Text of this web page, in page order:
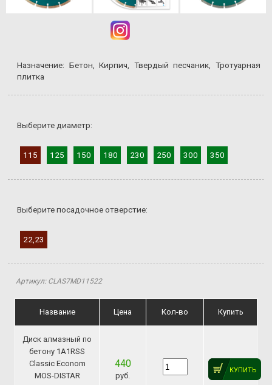
Назначение: Бетон, Кирпич, Твердый песчаник, Тротуарная
плитка
Выберите диаметр:
115 125 150 180 230 250 300 350
Выберите посадочное отверстие:
22,23
Артикул: CLAS7MD11522
Название Цена Кол-во Купить
Диск алмазный по
бетону 1A1RSS
Classic Econom
MOS-DISTAR
440
руб.
КУПИТЬ